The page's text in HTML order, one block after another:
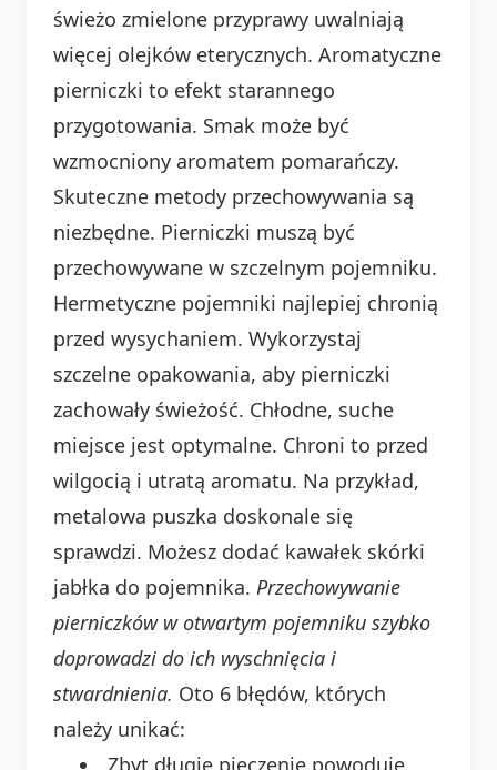
świeżo zmielone przyprawy uwalniają
więcej olejków eterycznych. Aromatyczne
pierniczki to efekt starannego
przygotowania. Smak może być
wzmocniony aromatem pomarańczy.
Skuteczne metody przechowywania są
niezbędne. Pierniczki muszą być
przechowywane w szczelnym pojemniku.
Hermetyczne pojemniki najlepiej chronią
przed wysychaniem. Wykorzystaj
szczelne opakowania, aby pierniczki
zachowały świeżość. Chłodne, suche
miejsce jest optymalne. Chroni to przed
wilgocią i utratą aromatu. Na przykład,
metalowa puszka doskonale się
sprawdzi. Możesz dodać kawałek skórki
jabłka do pojemnika. Przechowywanie
pierniczków w otwartym pojemniku szybko
doprowadzi do ich wyschnięcia i
stwardnienia. Oto 6 błędów, których
należy unikać:
Zbyt długie pieczenie powoduje